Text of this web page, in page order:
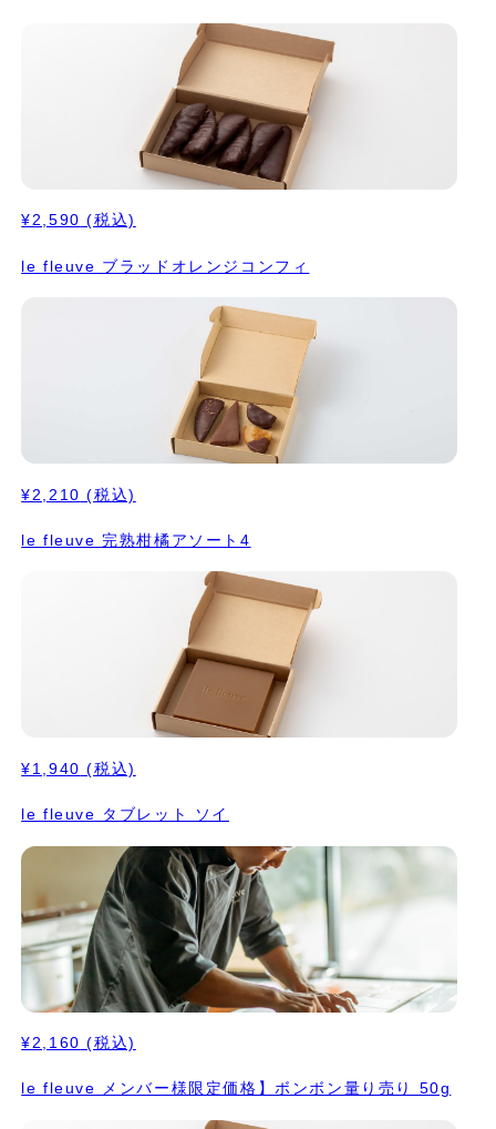
¥2,590 (税込)
le fleuve ブラッドオレンジコンフィ
¥2,210 (税込)
le fleuve 完熟柑橘アソート4
¥1,940 (税込)
le fleuve タブレット ソイ
¥2,160 (税込)
le fleuve メンバー様限定価格】ボンボン量り売り 50g